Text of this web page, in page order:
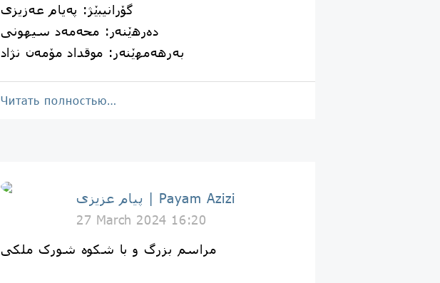
گۆرانیبێژ: پەیام عەزیزی
دەرهێنەر: محەمەد سیهونی
بەرهەمهێنەر: موقداد مۆمەن نژاد
Читать полностью…
پیام عزیزی | Payam Azizi
27 March 2024 16:20
مراسم بزرگ و با شکوه شورک ملکی